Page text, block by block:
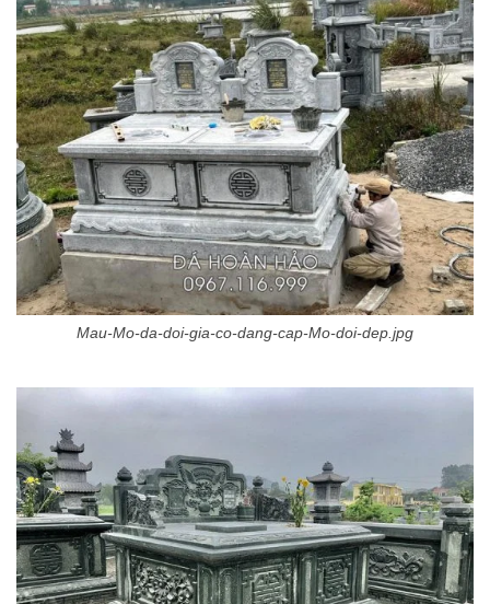
Mau-Mo-da-doi-gia-co-dang-cap-Mo-doi-dep.jpg